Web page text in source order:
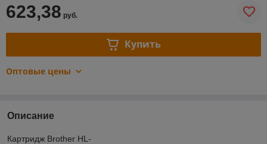
623,38 руб.
Купить
Оптовые цены
Описание
Картридж Brother HL-